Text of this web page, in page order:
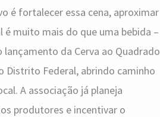
é fortalecer essa cena, aproximar
muito mais do que uma bebida –
da Cerva ao Quadrado
Distrito Federal, abrindo caminho
A associação já planeja
produtores e incentivar o